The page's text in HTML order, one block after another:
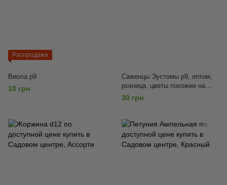
Распродажа
Виола р9
10 грн
Саженцы Эустомы p9, оптом,
розница, цветы похожие на
розы
30 грн